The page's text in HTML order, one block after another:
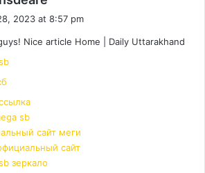
s
2023 at 8:57 pm
Nice article Home | Daily Uttarakhand
sb
сайт меги
сайт
зеркало